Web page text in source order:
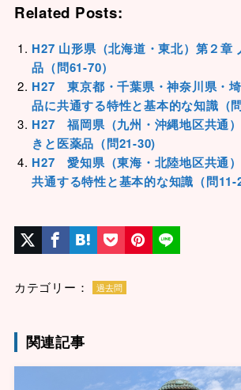
Related Posts:
H27 山形県（北海道・東北）第２章
品（問61-70）
H27 東京都・千葉県・神奈川県・
品に共通する特性と基本的な知識（
H27 福岡県（九州・沖縄地区共通
きと医薬品（問21-30)
H27 愛知県（東海・北陸地区共通
共通する特性と基本的な知識（問11-
カテゴリー： 過去問
関連記事